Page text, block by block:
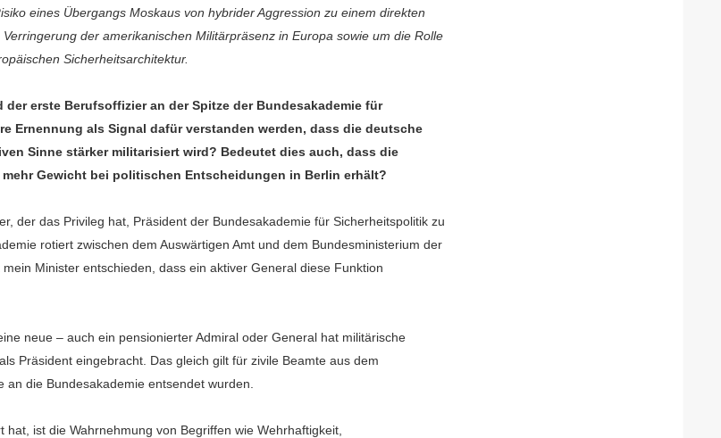
eines Übergangs Moskaus von hybrider Aggression zu einem direkten
der amerikanischen Militärpräsenz in Europa sowie um die Rolle
Sicherheitsarchitektur.
der erste Berufsoffizier an der Spitze der Bundesakademie für
Ernennung als Signal dafür verstanden werden, dass die deutsche
Sinne stärker militarisiert wird? Bedeutet dies auch, dass die
Gewicht bei politischen Entscheidungen in Berlin erhält?
der das Privileg hat, Präsident der Bundesakademie für Sicherheitspolitik zu
rotiert zwischen dem Auswärtigen Amt und dem Bundesministerium der
Minister entschieden, dass ein aktiver General diese Funktion
neue – auch ein pensionierter Admiral oder General hat militärische
Präsident eingebracht. Das gleich gilt für zivile Beamte aus dem
an die Bundesakademie entsendet wurden.
hat, ist die Wahrnehmung von Begriffen wie Wehrhaftigkeit,